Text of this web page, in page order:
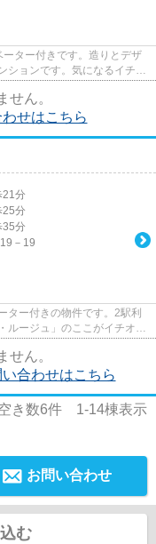
ター付きです。造りとデザ
ションです。気になるイチオ
せん。
せはこちら
21分
25分
35分
－19
ター付きの物件です。2駅利
ルージュ」のここがイチオ
せん。
合わせはこちら
き数6件 1-14棟表示
お問い合わせ
む